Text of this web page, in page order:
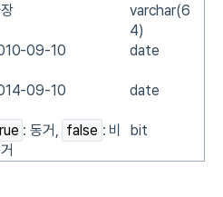
varchar(6
4)
09-10 date
09-10 date
: 동거, false : 비
bit